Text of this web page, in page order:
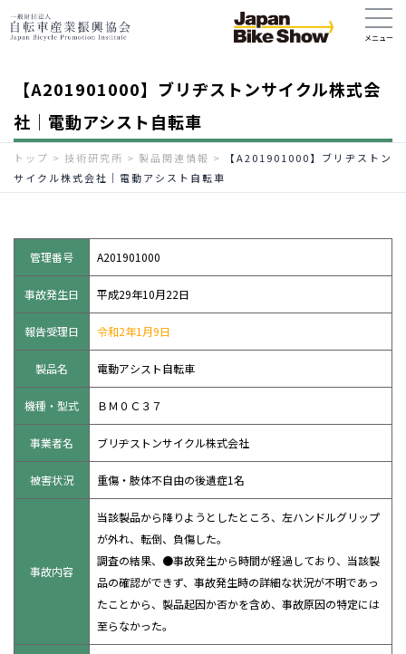
【A201901000】ブリヂストンサイクル株式会
社｜電動アシスト自転車
トップ > 技術研究所 > 製品関連情報 >
【A201901000】ブリヂストン
サイクル株式会社｜電動アシスト自転車
管理番号 A201901000
事故発生日 平成29年10月22日
報告受理日 令和2年1月9日
製品名 電動アシスト自転車
機種・型式 ＢＭ０Ｃ３７
事業者名 ブリヂストンサイクル株式会社
被害状況 重傷・肢体不自由の後遺症1名
事故内容
当該製品から降りようとしたところ、左ハンドルグリップ
が外れ、転倒、負傷した。
調査の結果、●事故発生から時間が経過しており、当該製
品の確認ができず、事故発生時の詳細な状況が不明であっ
たことから、製品起因か否かを含め、事故原因の特定には
至らなかった。